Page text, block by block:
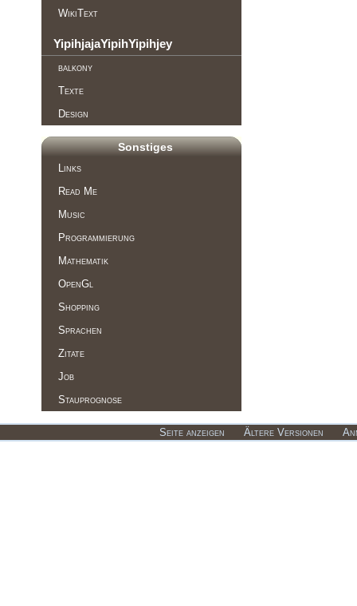
WikiText
YipihjajaYipihYipihjey
balkony
Texte
Design
Sonstiges
Links
Read Me
Music
Programmierung
Mathematik
OpenGl
Shopping
Sprachen
Zitate
Job
Stauprognose
Seite anzeigen Ältere Versionen